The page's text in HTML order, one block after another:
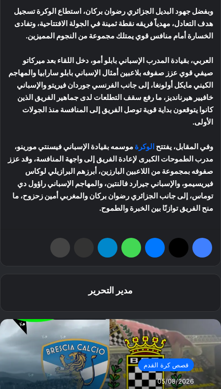
وبفضل جهود البديل الجزائري رضوان بركان، استطاع الوكرة تسجيل
هدف التعادل، مهدياً فريقه نقطة ثمينة في الجولة الافتتاحية، وتفادى
الخسارة أمام منافس قوي يمتلك مجموعة من النجوم المميزين.
العربي، بقيادة المدرب الإسباني بابلو أمو، دخل اللقاء بعد ميركاتو
صيفي قوي عزز صفوفه بلاعبين أمثال الإسباني بابلو سارابيا والمهاجم
الكيني مايكل أولونغا، إلى جانب الفرنسي جوردان فيريتو والإسباني
خافيير هيرنانديز، ما رفع سقف التطلعات لدى جماهير الفريق الذين
كانوا يتوقعون بداية قوية توصل الفريق إلى المنافسة منذ الجولات
الأولى.
وفي المقابل، يفتتح الوكرة موسمه بقيادة الإسباني فيسنتي مورينو،
مدرب الطموحات الكبرى لإعادة الفريق إلى واجهة المنافسة، وقد عزز
صفوفه بمجموعة من اللاعبين البارزين، أبرزهم البرازيلي لوكاس
فيريسيمو، والإسباني جيرارد فالنتين، والمهاجم الإسباني راؤول دي
توماس، إلى جانب الجزائري رضوان بركان والمغربي أمين زحزوح، ما
منح الفريق توازنًا بين الخبرة والطموح.
مدير التحرير
قصص كرة القدم
05/08/2026